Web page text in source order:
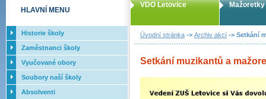
Úvodní stránka -> Archiv akcí -> Setkání
Setkání muzikantů a
VDO Letovice Mažoretky
HLAVNÍ MENU
Historie školy
Zaměstnanci školy
Vyučované obory
Soubory naší školy
Absolventi